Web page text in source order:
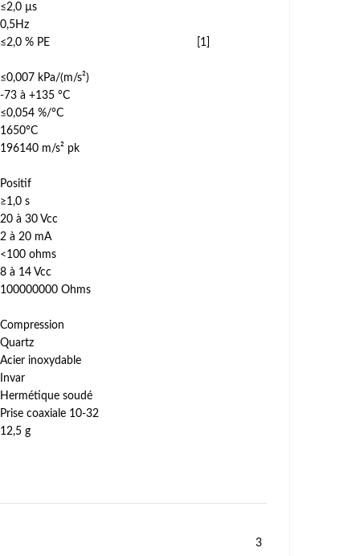
≤2,0 µs
0,5Hz
≤2,0 % PE
[1]
≤0,007 kPa/(m/s²)
-73 à +135 °C
≤0,054 %/°C
1650°C
196140 m/s² pk
Positif
≥1,0 s
20 à 30 Vcc
2 à 20 mA
<100 ohms
8 à 14 Vcc
100000000 Ohms
Compression
Quartz
Acier inoxydable
Invar
Hermétique soudé
Prise coaxiale 10-32
12,5 g
3